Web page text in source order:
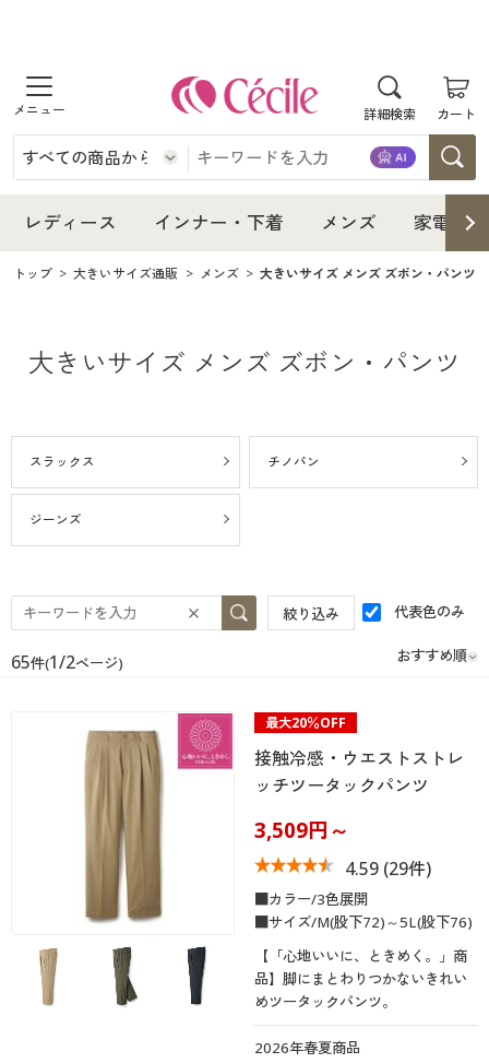
詳細検索 カート
商品を探す
レディース
レディースファッション
インナー・下着
インナー・下着通販すべて
ジュニア・ティーンズ下着
メンズ
メンズ下着
家電
キッチン・雑貨・日用品
寝具・インテリア・家具通販すべて
家具・収納
カーテン・ラグ・ファブリック
美容・健康
美容・健康通販すべて
制服・スクール
制服・学生服
大きいサイズ通販すべて
大きいサイズ レディース下着
大きいサイズ メンズ
大きいサイズ 事務・制服
バーゲン
シークレットセール
商品カテゴリ一覧
カタログ・チラシからのご注文
デジタルカタログ
カタログ無料プレゼント
レディース インナー・下着 メンズ 家電・
レディース
レディース通販すべて
レディースファッション
インナー・下着
インナー・下着通販すべて
女性下着
ジュニア・ティーンズ下着
メンズ
メンズ通販すべて
メンズ下着
家電・雑貨
家電
キッチン・雑貨・日用品
寝具・インテリア・家具通販すべて
家具・収納
美容・健康
美容・健康通販すべて
美容・健康・サプリメント
制服・スクール
制服・スクールすべて
ジュニア・ティーンズ下着
大きいサイズ
大きいサイズ レディース服
大きいサイズ メンズ
大きいサイズ 事務・制服
バーゲンセール
詳細検索
カタログ
カタログ・チラシからのご注文
デジタルカタログ
カタログ無料プレゼント
会員メニュー
トップ 大きいサイズ通販 メンズ 大きいサイズ メンズ ズボン・パンツ
大きいサイズ メンズ ズボン・パンツ
スラックス チノパン
ジーンズ
絞り込み 代表色のみ
65件(1/2ページ)
最大20％OFF
接触冷感・ウエストストレ
ッチツータックパンツ
3,509円～
4.59(29件)
■カラー/3色展開
■サイズ/M(股下72)～5L(股下76)
【「心地いいに、ときめく。」商
品】脚にまとわりつかないきれい
めツータックパンツ。
2026年春夏商品